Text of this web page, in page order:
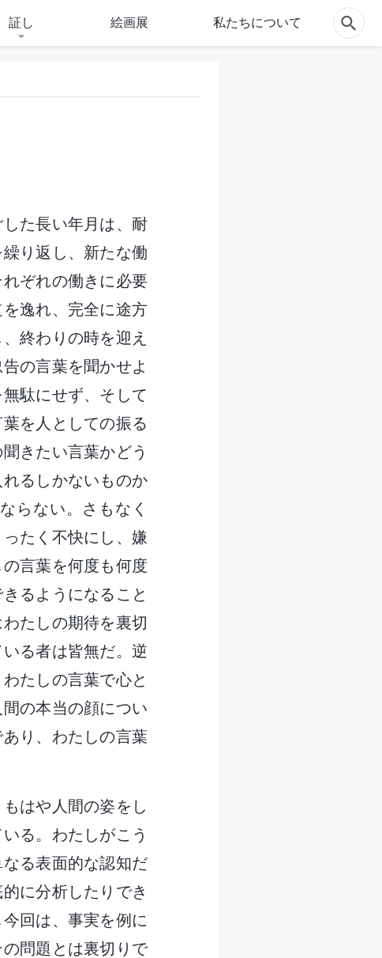
証し 絵画展 私たちについて
た長い年月は、耐
り返し、新たな働
ぞれの働きに必要
逸れ、完全に途方
終わりの時を迎え
の言葉を聞かせよ
駄にせず、そして
を人としての振る
きたい言葉かどう
るしかないものか
らない。さもなく
たく不快にし、嫌
言葉を何度も何度
るようになること
たしの期待を裏切
る者は皆無だ。逆
たしの言葉で心と
の本当の顔につい
り、わたしの言葉
はや人間の姿をし
る。わたしがこう
る表面的な認知だ
に分析したりでき
回は、事実を例に
問題とは裏切りで